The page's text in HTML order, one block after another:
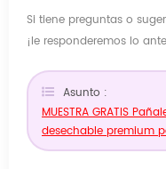
Si tiene preguntas o
¡le responderemos lo
Asunto :
MUESTRA GRATIS
desechable premium